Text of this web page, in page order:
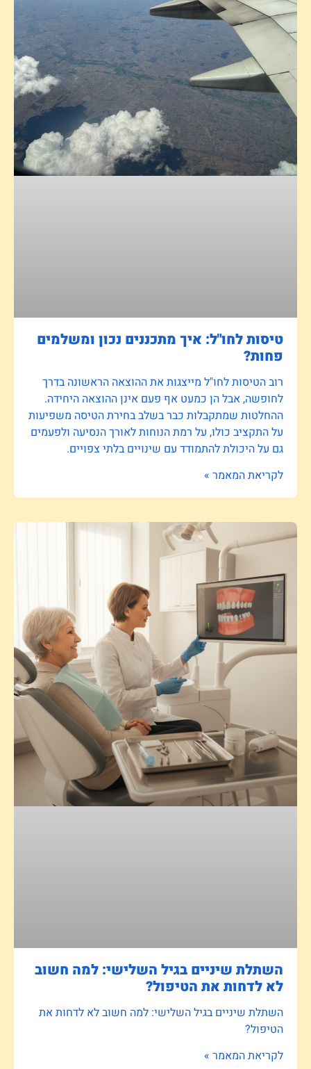
טיסות לחו"ל: איך מתכננים נכון ומשלמים
פחות?
רוב הטיסות לחו"ל מייצגות את ההוצאה הראשונה בדרך
לחופשה, אבל הן כמעט אף פעם אינן ההוצאה היחידה.
ההחלטות שמתקבלות כבר בשלב בחירת הטיסה משפיעות
על התקציב כולו, על רמת הנוחות לאורך הנסיעה ולפעמים
גם על היכולת להתמודד עם שינויים בלתי צפויים.
לקריאת המאמר »
השתלת שיניים בגיל השלישי: למה חשוב
לא לדחות את הטיפול?
השתלת שיניים בגיל השלישי: למה חשוב לא לדחות את
הטיפול?
לקריאת המאמר »